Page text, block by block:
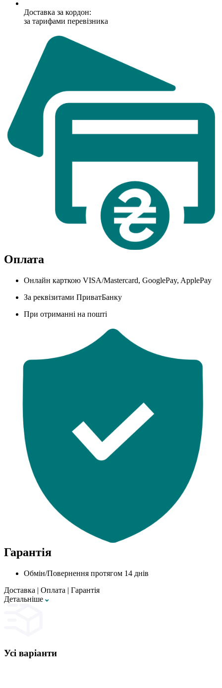
Доставка за кордон:
за тарифами перевізника
Оплата
Онлайн карткою VISA/Mastercard, GooglePay, ApplePay
За реквізитами ПриватБанку
При отриманні на пошті
Гарантія
Обмін/Повернення протягом 14 днів
Доставка | Оплата | Гарантія
Детальнiше
Усі варіанти